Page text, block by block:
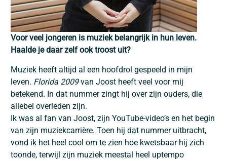
Voor veel jongeren is muziek belangrijk in hun leven.
Haalde je daar zelf ook troost uit?
Muziek heeft altijd al een hoofdrol gespeeld in mijn
leven. Florida 2009van Joost heeft veel voor mij
betekend. In dat nummer zingt hij over zijn ouders, die
allebei overleden zijn.
Ik was al fan van Joost, zijn YouTube-video’s en het begin
van zijn muziekcarrière. Toen hij dat nummer uitbracht,
vond ik het heel cool om te zien hoe kwetsbaar hij zich
toonde, terwijl zijn muziek meestal heel uptempo